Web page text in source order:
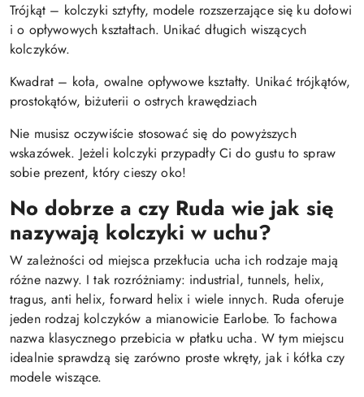
Trójkąt – kolczyki sztyfty, modele rozszerzające się ku dołowi
i o opływowych kształtach. Unikać długich wiszących
kolczyków.
Kwadrat – koła, owalne opływowe kształty. Unikać trójkątów,
prostokątów, biżuterii o ostrych krawędziach
Nie musisz oczywiście stosować się do powyższych
wskazówek. Jeżeli kolczyki przypadły Ci do gustu to spraw
sobie prezent, który cieszy oko!
No dobrze a czy Ruda wie jak się
nazywają kolczyki w uchu?
W zależności od miejsca przekłucia ucha ich rodzaje mają
różne nazwy. I tak rozróżniamy: industrial, tunnels, helix,
tragus, anti helix, forward helix i wiele innych. Ruda oferuje
jeden rodzaj kolczyków a mianowicie Earlobe. To fachowa
nazwa klasycznego przebicia w płatku ucha. W tym miejscu
idealnie sprawdzą się zarówno proste wkręty, jak i kółka czy
modele wiszące.